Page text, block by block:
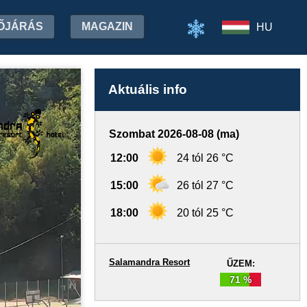
MAGAZIN HU
Aktuális info
Szombat 2026-08-08 (ma)
12:00 24 tól 26 °C
15:00 26 tól 27 °C
18:00 20 tól 25 °C
ŰZEM:
71 %
Salamandra Resort